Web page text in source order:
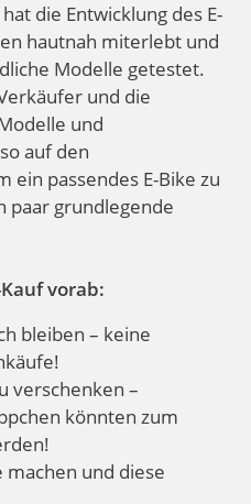
die Entwicklung des E-
hautnah miterlebt und
Modelle getestet.
und die
und
auf den
ein passendes E-Bike zu
paar grundlegende
vorab:
bleiben – keine
verschenken –
könnten zum
machen und diese